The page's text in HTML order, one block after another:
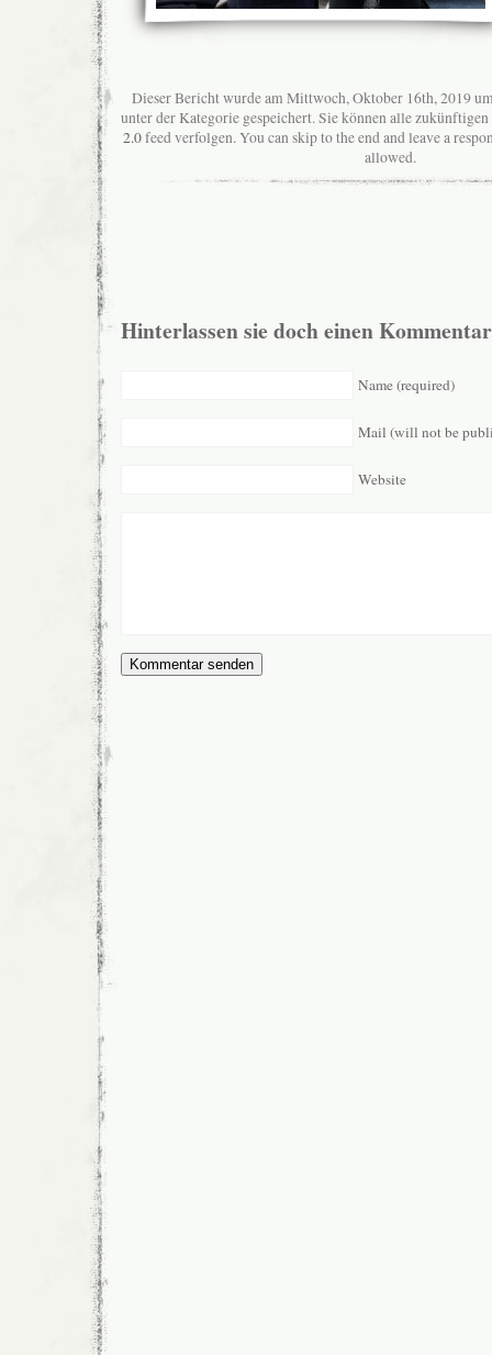
Dieser Bericht wurde am Mittwoch, Oktober 16th, 2019
unter der Kategorie gespeichert. Sie können alle
2.0feed verfolgen. You can skip to the end and leave a
allowed.
Hinterlassen sie doch einen
Name (required)
Mail (will not be
Website